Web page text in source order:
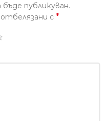
публикуван.
с *